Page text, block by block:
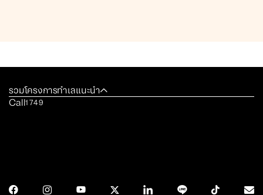
รวมโครงการทำเลแนะนำ
Call1749